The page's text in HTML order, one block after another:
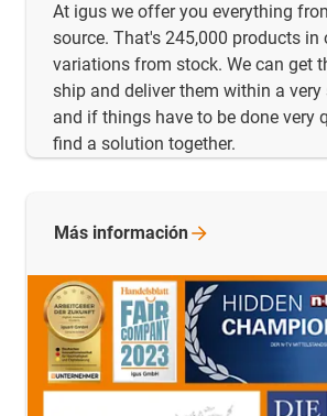
At igus we offer you everything
source. That's 245,000 products in
variations from stock. We can get
ship and deliver them within a
and if things have to be done very
find a solution together.
Más información